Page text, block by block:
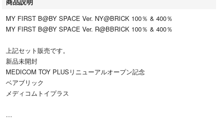
MY FIRST B@BY SPACE Ver. NY@BRICK 100％ & 400％
MY FIRST B@BY SPACE Ver. R@BBRICK 100％ & 400％
上記セット販売です。
新品未開封
MEDICOM TOY PLUSリニューアルオープン記念
ベアブリック
メディコムトイプラス